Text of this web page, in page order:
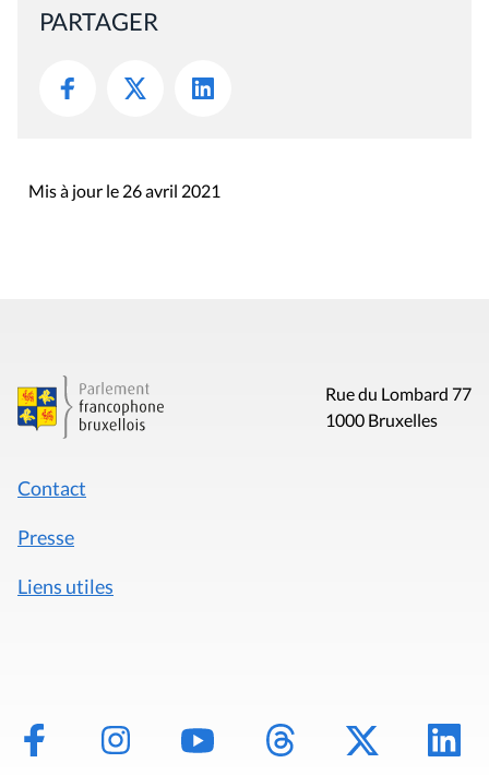
PARTAGER
Mis à jour le 26 avril 2021
Rue du Lombard 77
1000 Bruxelles
Contact
Presse
Liens utiles